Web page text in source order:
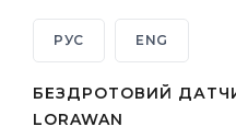
РУС ENG
БЕЗДРОТОВИЙ
LORAWAN